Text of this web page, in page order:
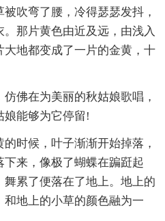
吹弯了腰，冷得瑟瑟发抖，
那片黄色由近及远，由浅入
地都变成了一片的金黄，十
佛在为美丽的秋姑娘歌唱，
娘能够为它停留!
时候，叶子渐渐开始掉落，
来，像极了蝴蝶在蹁跹起
累了便落在了地上。地上的
地上的小草的颜色融为一